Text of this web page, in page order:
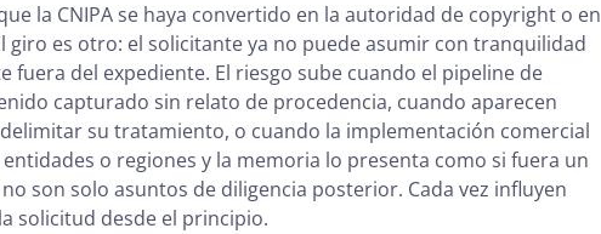
la CNIPA se haya convertido en la autoridad de copyright o en
giro es otro: el solicitante ya no puede asumir con tranquilidad
fuera del expediente. El riesgo sube cuando el pipeline de
capturado sin relato de procedencia, cuando aparecen
su tratamiento, o cuando la implementación comercial
o regiones y la memoria lo presenta como si fuera un
son solo asuntos de diligencia posterior. Cada vez influyen
solicitud desde el principio.